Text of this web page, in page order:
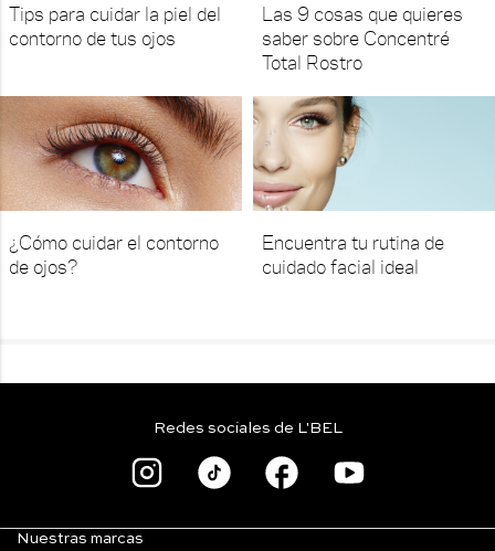
Tips para cuidar la piel del
contorno de tus ojos
Las 9 cosas que quieres
saber sobre Concentré
Total Rostro
¿Cómo cuidar el contorno
de ojos?
Encuentra tu rutina de
cuidado facial ideal
Nuestras marcas
Redes sociales de L'BEL